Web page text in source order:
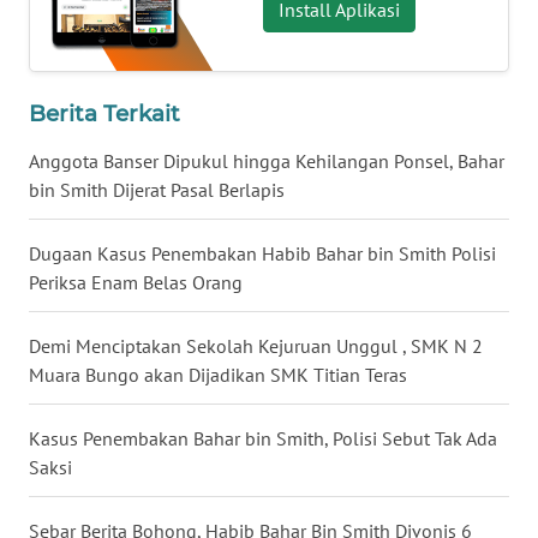
Install Aplikasi
Berita Terkait
Anggota Banser Dipukul hingga Kehilangan Ponsel, Bahar
bin Smith Dijerat Pasal Berlapis
Dugaan Kasus Penembakan Habib Bahar bin Smith Polisi
Periksa Enam Belas Orang
Demi Menciptakan Sekolah Kejuruan Unggul , SMK N 2
Muara Bungo akan Dijadikan SMK Titian Teras
Kasus Penembakan Bahar bin Smith, Polisi Sebut Tak Ada
Saksi
Sebar Berita Bohong, Habib Bahar Bin Smith Divonis 6
WN
WN
WN
JATENG